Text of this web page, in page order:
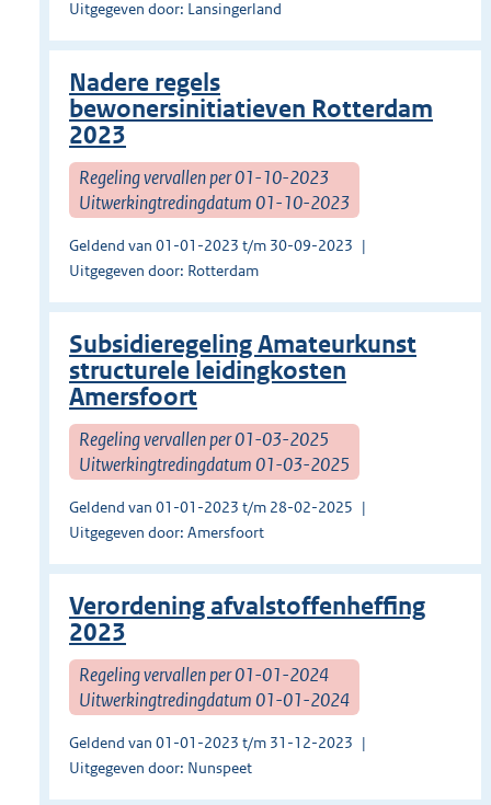
Uitgegeven door: Lansingerland
Nadere regels
bewonersinitiatieven Rotterdam
2023
Regeling vervallen per 01-10-2023
Uitwerkingtredingdatum 01-10-2023
Geldend van 01-01-2023 t/m 30-09-2023
Uitgegeven door: Rotterdam
Subsidieregeling Amateurkunst
structurele leidingkosten
Amersfoort
Regeling vervallen per 01-03-2025
Uitwerkingtredingdatum 01-03-2025
Geldend van 01-01-2023 t/m 28-02-2025
Uitgegeven door: Amersfoort
Verordening afvalstoffenheffing
2023
Regeling vervallen per 01-01-2024
Uitwerkingtredingdatum 01-01-2024
Geldend van 01-01-2023 t/m 31-12-2023
Uitgegeven door: Nunspeet